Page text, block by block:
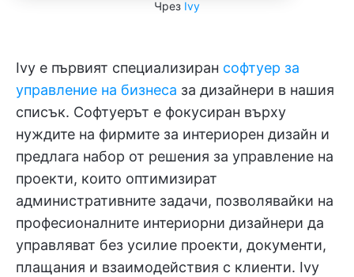
Чрез Ivy
Ivy е първият специализиран софтуер за
управление на бизнеса за дизайнери в нашия
списък. Софтуерът е фокусиран върху
нуждите на фирмите за интериорен дизайн и
предлага набор от решения за управление на
проекти, които оптимизират
административните задачи, позволявайки на
професионалните интериорни дизайнери да
управляват без усилие проекти, документи,
плащания и взаимодействия с клиенти. Ivy